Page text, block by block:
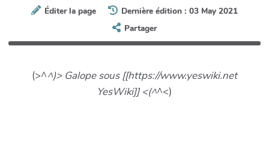
Éditer la page
Dernière édition : 03 May 2021
Partager
(>^^)> Galope sous [[https://www.yeswiki.net
YesWiki]] <(^^<)